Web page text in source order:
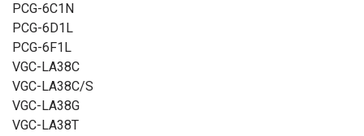
PCG-6C1N
PCG-6D1L
PCG-6F1L
VGC-LA38C
VGC-LA38C/S
VGC-LA38G
VGC-LA38T